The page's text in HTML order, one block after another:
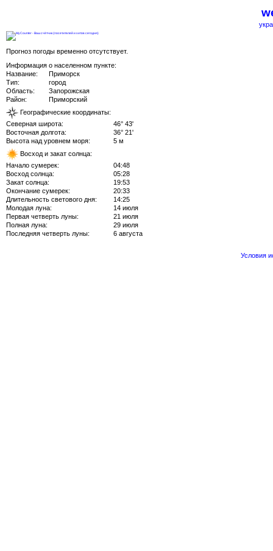
Прогноз погоды временно отсутствует.
Информация о населенном пункте:
Название:
Приморск
Тип:
город
Область:
Запорожская
Район:
Приморский
Географические координаты:
Северная широта:
46° 43'
Восточная долгота:
36° 21'
Высота над уровнем моря:
5 м
Восход и закат солнца:
Начало сумерек:
04:48
Восход солнца:
05:28
Закат солнца:
19:53
Окончание сумерек:
20:33
Длительность светового дня:
14:25
Молодая луна:
14 июля
Первая четверть луны:
21 июля
Полная луна:
29 июля
Последняя четверть луны:
6 августа
Условия